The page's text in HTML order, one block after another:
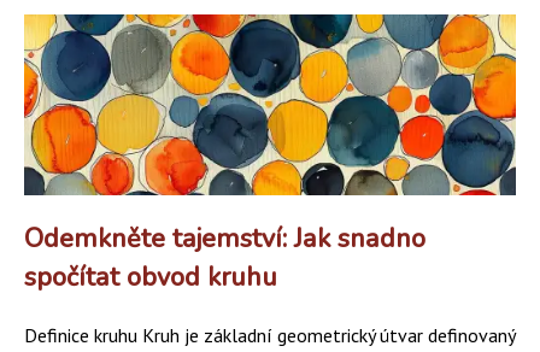
Odemkněte tajemství: Jak snadno
spočítat obvod kruhu
Definice kruhu Kruh je základní geometrický útvar definovaný